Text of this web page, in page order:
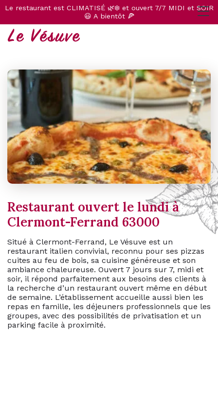
Le restaurant est CLIMATISÉ 🌿❄️ et ouvert 7/7 MIDI et SOIR
😃 A bientôt 🍕
Restaurant ouvert le lundi à
Clermont-Ferrand 63000
Situé à Clermont-Ferrand, Le Vésuve est un
restaurant italien convivial, reconnu pour ses pizzas
cuites au feu de bois, sa cuisine généreuse et son
ambiance chaleureuse. Ouvert 7 jours sur 7, midi et
soir, il répond parfaitement aux besoins des clients à
la recherche d’un restaurant ouvert même en début
de semaine. L’établissement accueille aussi bien les
repas en famille, les déjeuners professionnels que les
groupes, avec des possibilités de privatisation et un
parking facile à proximité.